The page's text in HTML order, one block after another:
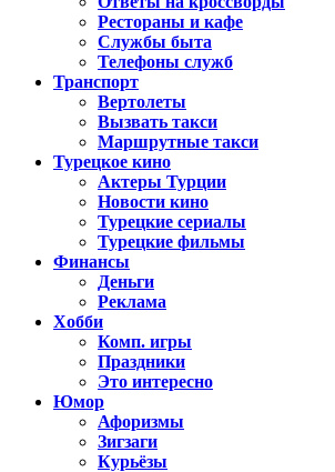
Рестораны и кафе
Службы быта
Телефоны служб
Транспорт
Вертолеты
Вызвать такси
Маршрутные такси
Турецкое кино
Актеры Турции
Новости кино
Турецкие сериалы
Турецкие фильмы
Финансы
Деньги
Реклама
Хобби
Комп. игры
Праздники
Это интересно
Юмор
Афоризмы
Зигзаги
Курьёзы